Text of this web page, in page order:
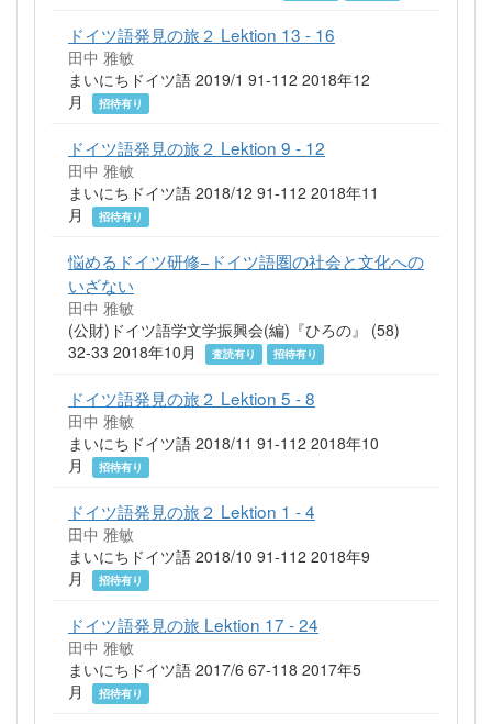
ドイツ語発見の旅２ Lektion 13 - 16
田中 雅敏
まいにちドイツ語 2019/1 91-112 2018年12
月
招待有り
ドイツ語発見の旅２ Lektion 9 - 12
田中 雅敏
まいにちドイツ語 2018/12 91-112 2018年11
月
招待有り
悩めるドイツ研修−ドイツ語圏の社会と文化への
いざない
田中 雅敏
(公財)ドイツ語学文学振興会(編)『ひろの』 (58)
32-33 2018年10月
査読有り 招待有り
ドイツ語発見の旅２ Lektion 5 - 8
田中 雅敏
まいにちドイツ語 2018/11 91-112 2018年10
月
招待有り
ドイツ語発見の旅２ Lektion 1 - 4
田中 雅敏
まいにちドイツ語 2018/10 91-112 2018年9
月
招待有り
ドイツ語発見の旅 Lektion 17 - 24
田中 雅敏
まいにちドイツ語 2017/6 67-118 2017年5
月
招待有り